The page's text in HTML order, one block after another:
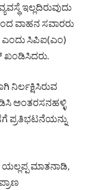
ಇಲ್ಲದಿರುವುದು
ವಾಹನ ಸವಾರರು
ಎಂದು ಸಿಪಿಐ(ಎಂ)
ನಿರ್ಲಕ್ಷಿಸಿರುವ
ಅಂತರಸನಹಳ್ಳಿ
ಪ್ರತಿಭಟನೆಯನ್ನು
ಮಾತನಾಡಿ,